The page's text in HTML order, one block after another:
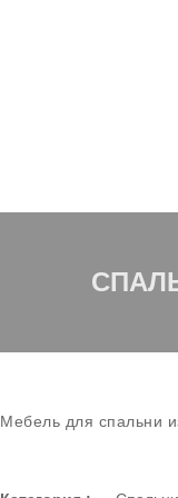
Мебель для спальни